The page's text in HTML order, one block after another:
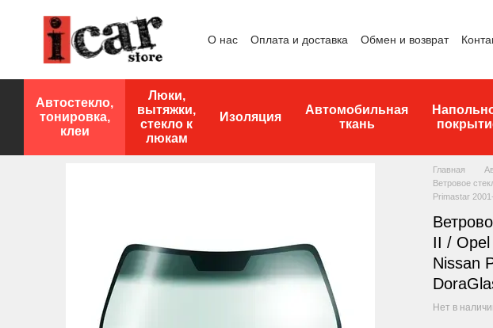
О нас Оплата и доставка Обмен и возврат
Автостекло,
тонировка,
клеи
Люки,
вытяжки,
стекло к
люкам
Изоляция
Автомобильная
ткань
Главная
Ветровое
Primastar
II /
Nissan
Нет в